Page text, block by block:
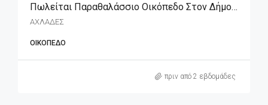
Πωλείται Παραθαλάσσιο Οικόπεδο Στον Δήμο Λοκρών
ΑΧΛΑΔΕΣ
ΟΙΚΌΠΕΔΟ
πριν από 2 εβδομάδες